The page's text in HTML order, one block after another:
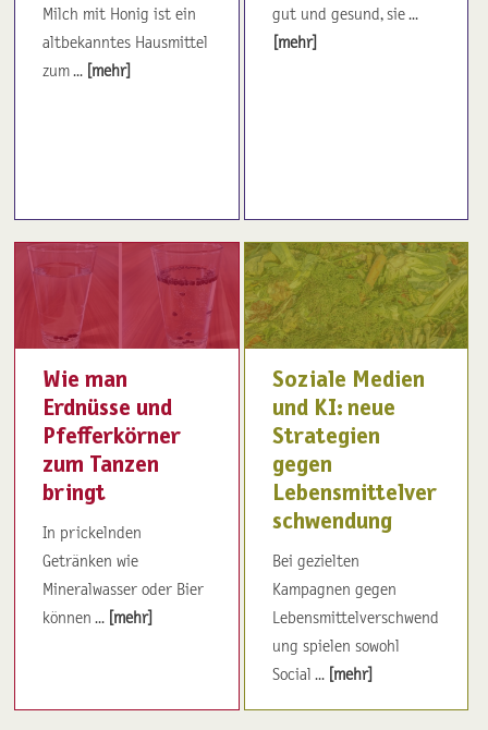
Milch mit Honig ist ein
altbekanntes Hausmittel
zum ... [mehr]
gut und gesund, sie ...
[mehr]
Wie man
Erdnüsse und
Pfefferkörner
zum Tanzen
bringt
In prickelnden
Getränken wie
Mineralwasser oder Bier
können ... [mehr]
Soziale Medien
und KI: neue
Strategien
gegen
Lebensmittelver
schwendung
Bei gezielten
Kampagnen gegen
Lebensmittelverschwend
ung spielen sowohl
Social ... [mehr]